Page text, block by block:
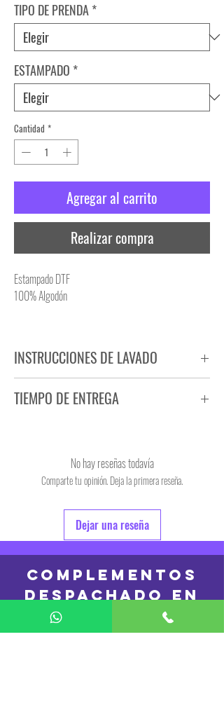
TIPO DE PRENDA*
ESTAMPADO *
Cantidad *
Agregar al carrito
Realizar compra
Estampado DTF
100% Algodón
INSTRUCCIONES DE LAVADO
NO UTILIZAR SECADORA
TIEMPO DE ENTREGA
No hay reseñas todavía
Comparte tu opinión. Deja la primera reseña.
Dejar una reseña
COMPLEMENTOS
DESPACHADO en